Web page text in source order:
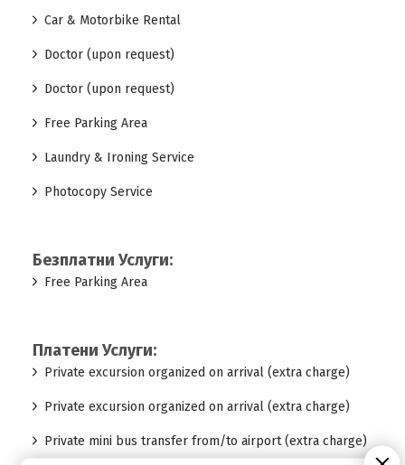
Car & Motorbike Rental
Doctor (upon request)
Doctor (upon request)
Free Parking Area
Laundry & Ironing Service
Photocopy Service
Безплатни Услуги:
Free Parking Area
Платени Услуги:
Private excursion organized on arrival (extra charge)
Private excursion organized on arrival (extra charge)
Private mini bus transfer from/to airport (extra charge)